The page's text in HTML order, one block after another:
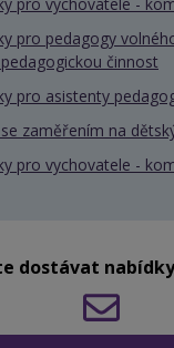
pro pedagogy
činnost
pro asistenty
zaměřením na
pro vychovatele -
dostávat